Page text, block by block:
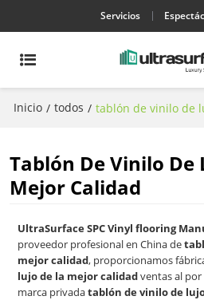
Servicios
Inicio / todos / tablón de vinilo de
Tablón De Vinilo De
Mejor Calidad
UltraSurface SPC Vinyl flooring
proveedor profesional en China de
mejor calidad, proporcionamos
lujo de la mejor calidadventas al
marca privadatablón de vinilo de